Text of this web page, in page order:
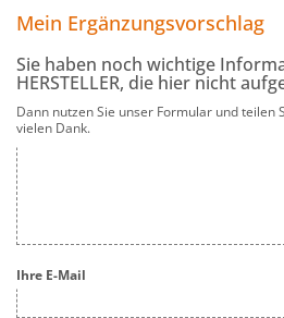
Mein Ergänzungsvorschlag
Sie haben noch wichtige
HERSTELLER, die hier nicht
Dann nutzen Sie unser Formular und teilen
vielen Dank.
Ihre E-Mail